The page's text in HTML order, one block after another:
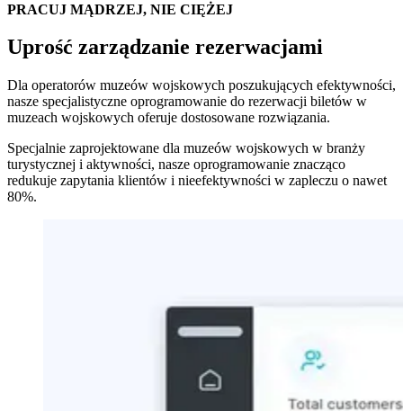
PRACUJ MĄDRZEJ, NIE CIĘŻEJ
Uprość zarządzanie rezerwacjami
Dla operatorów muzeów wojskowych poszukujących efektywności,
nasze specjalistyczne oprogramowanie do rezerwacji biletów w
muzeach wojskowych oferuje dostosowane rozwiązania.
Specjalnie zaprojektowane dla muzeów wojskowych w branży
turystycznej i aktywności, nasze oprogramowanie znacząco
redukuje zapytania klientów i nieefektywności w zapleczu o nawet
80%.